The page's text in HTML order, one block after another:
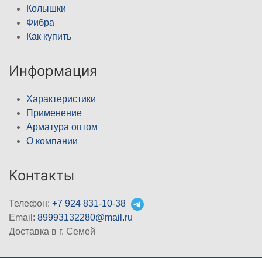
Колышки
Фибра
Как купить
Информация
Характеристики
Применение
Арматура оптом
О компании
Контакты
Телефон: +7 924 831-10-38
Email: 89993132280@mail.ru
Доставка в г. Семей